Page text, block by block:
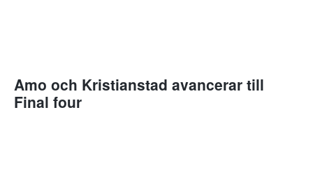
Amo och Kristianstad avancerar till
Final four